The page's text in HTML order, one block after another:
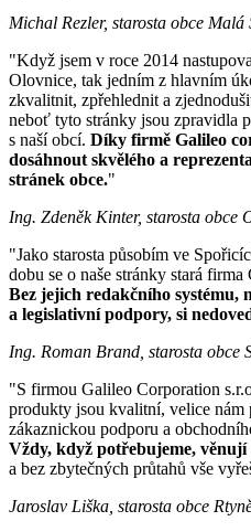
Michal Rezler, starosta obce Malá
"Když jsem v roce 2014
Olovnice, tak jedním z hlavním
zkvalitnit, zpřehlednit a
neboť tyto stránky jsou zpravidla
s naší obcí. Díky firmě Galileo
dosáhnout skvělého a
stránek obce."
Ing. Zdeněk Kinter, starosta obce
"Jako starosta působím ve
dobu se o naše stránky stará
Bez jejich redakčního systému,
a legislativní podpory, si
Ing. Roman Brand, starosta obce
"S firmou Galileo Corporation
produkty jsou kvalitní, velice nám
zákaznickou podporu a
Vždy, když potřebujeme, věnují
a bez zbytečných průtahů vše
Jaroslav Liška, starosta obce